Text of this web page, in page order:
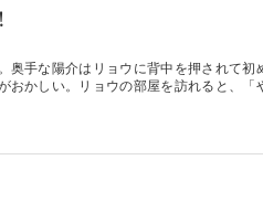
奥手な陽介はリョウに背中を押されて
おかしい。リョウの部屋を訪れると、